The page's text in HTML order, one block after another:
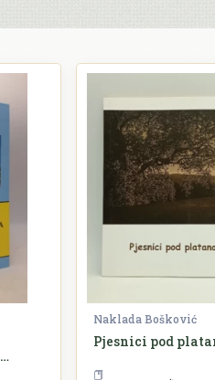
Naklada Bošković
Pjesnici pod